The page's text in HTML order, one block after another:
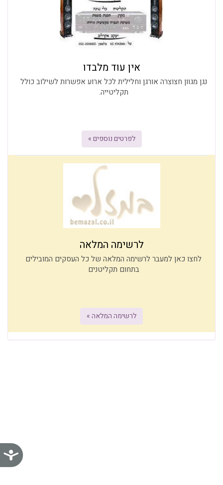
אין עוד מלבדו
נגן מגוון חצוצרה אורגן וחלילית לכל ארוע אפשרות לשילוב כולל
תקליטייה.
לפרטים נוספים »
לרשימה המלאה
לחצו כאן למעבר לרשימה המלאה של כל העסקים המובילים
בתחום תקליטנים
לרשימה המלאה »